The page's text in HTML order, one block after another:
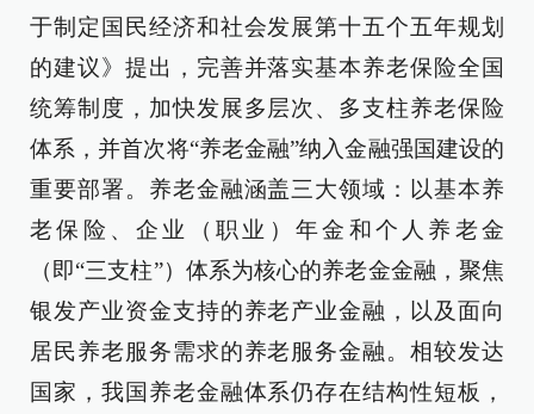
于制定国民经济和社会发展第十五个五年规划
的建议》提出，完善并落实基本养老保险全国
统筹制度，加快发展多层次、多支柱养老保险
体系，并首次将“养老金融”纳入金融强国建设的
重要部署。养老金融涵盖三大领域：以基本养
老保险、企业（职业）年金和个人养老金
（即“三支柱”）体系为核心的养老金金融，聚焦
银发产业资金支持的养老产业金融，以及面向
居民养老服务需求的养老服务金融。相较发达
国家，我国养老金融体系仍存在结构性短板，